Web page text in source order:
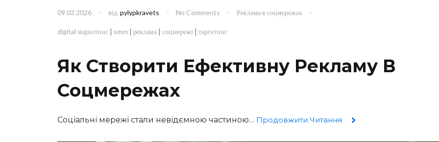
09.03.2026 від pylypkravets No Comments Реклама в соцмережах
digital маркетинг | smm | реклама | соцмережі | таргетинг
Як Створити Ефективну Рекламу В
Соцмережах
Соціальні мережі стали невідємною частиною… Продовжити Читання